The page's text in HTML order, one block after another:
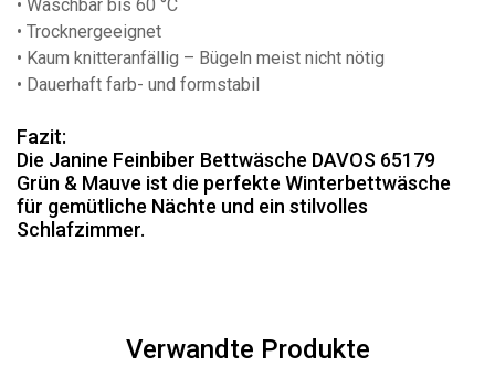
• Waschbar bis 60 °C
• Trocknergeeignet
• Kaum knitteranfällig – Bügeln meist nicht nötig
• Dauerhaft farb- und formstabil
Fazit:
Die Janine Feinbiber Bettwäsche DAVOS 65179
Grün & Mauve ist die perfekte Winterbettwäsche
für gemütliche Nächte und ein stilvolles
Schlafzimmer.
Verwandte Produkte